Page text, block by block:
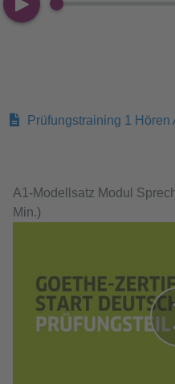
Prüfungstraining 1 Hören
A1-Modellsatz Modul
Min.)